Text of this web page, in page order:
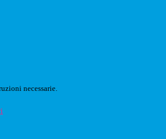
necessarie.